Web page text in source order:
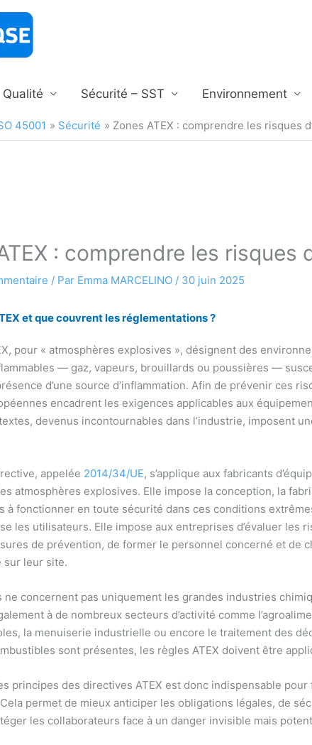
Qualité Sécurité – SST Environnement
45001 Sécurité Zones ATEX : comprendre les risques
: comprendre les
/ Par Emma MARCELINO / 30 juin 2025
et que couvrent les réglementations ?
pour « atmosphères explosives », désignent des
— gaz, vapeurs, brouillards ou poussières —
d’une source d’inflammation. Afin de prévenir ces
encadrent les exigences applicables aux
devenus incontournables dans l’industrie, imposent
appelée 2014/34/UE, s’applique aux fabricants
atmosphères explosives. Elle impose la conception, la
à fonctionner en toute sécurité dans ces conditions
les utilisateurs. Elle impose aux entreprises d’évaluer les
de prévention, de former le personnel concerné et de
sur leur site.
ne concernent pas uniquement les grandes industries
à de nombreux secteurs d’activité comme
la menuiserie industrielle ou encore le traitement des
sont présentes, les règles ATEX doivent être
principes des directives ATEX est donc indispensable
permet de mieux anticiper les obligations légales, de
les collaborateurs face à un danger invisible mais